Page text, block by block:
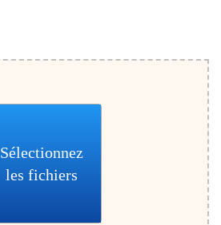
Sélectionnez
les fichiers